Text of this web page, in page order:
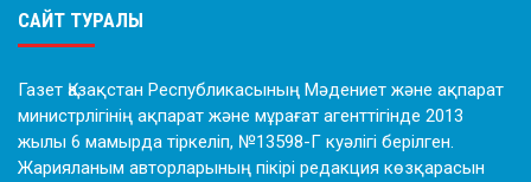
САЙТ ТУРАЛЫ
Газет Қазақстан Республикасының Мәдениет және ақпарат
министрлігінің ақпарат және мұрағат агенттігінде 2013
жылы 6 мамырда тіркеліп, №13598-Г куәлігі берілген.
Жарияланым авторларының пікірі редакция көзқарасын